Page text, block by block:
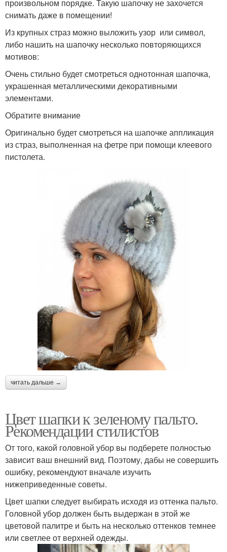
произвольном порядке. Такую шапочку не захочется
снимать даже в помещении!
Из крупных страз можно выложить узор или символ,
либо нашить на шапочку несколько повторяющихся
мотивов:
Очень стильно будет смотреться однотонная шапочка,
украшенная металлическими декоративными
элементами.
Обратите внимание
Оригинально будет смотреться на шапочке аппликация
из страз, выполненная на фетре при помощи клеевого
пистолета.
читать дальше →
Цвет шапки к зеленому пальто.
Рекомендации стилистов
От того, какой головной убор вы подберете полностью
зависит ваш внешний вид. Поэтому, дабы не совершить
ошибку, рекомендуют вначале изучить
нижеприведенные советы.
Цвет шапки следует выбирать исходя из оттенка пальто.
Головной убор должен быть выдержан в этой же
цветовой палитре и быть на несколько оттенков темнее
или светлее от верхней одежды.